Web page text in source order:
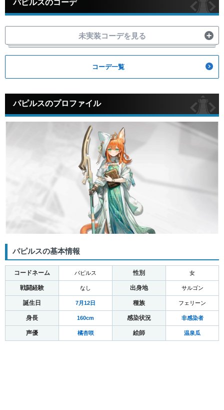
パピルスのコーデ
未実装コーデを見る
コーデ一覧
パピルスのプロファイル
パピルスの基本情報
コードネーム パピルス 性別 女
戦闘経験 なし 出身地 サルゴン
誕生日 7月12日 種族 フェリーン
身長 160cm 感染状況 非感染者
声優 橘杏咲 絵師 温泉瓜